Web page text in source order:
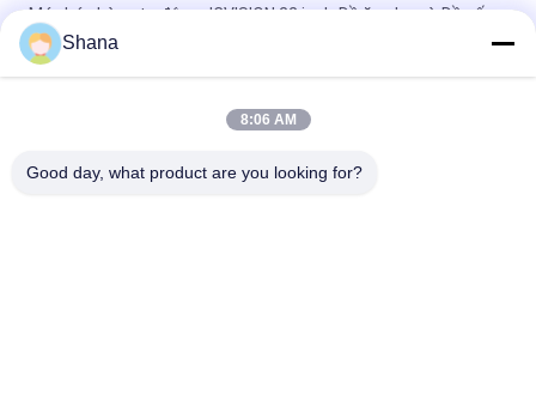
Máy bán hàng tự động JCVISION 22 inch Đồ ăn nhẹ và Đồ uống
Máy bán hàng tự động thang máy 21.5 inch, Máy bán hàng tự
động màn hình cảm ứng băng tải
Salad trái cây rau quả Máy bán hàng tự động Trường học Ăn
Shana
8:06 AM
Good day, what product are you looking for?